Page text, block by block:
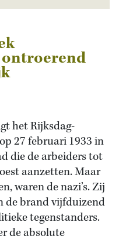
het Rijksdag-
27 februari 1933 in
die de arbeiders tot
aanzetten. Maar
waren de nazi’s. Zij
de brand vijfduizend
tegenstanders.